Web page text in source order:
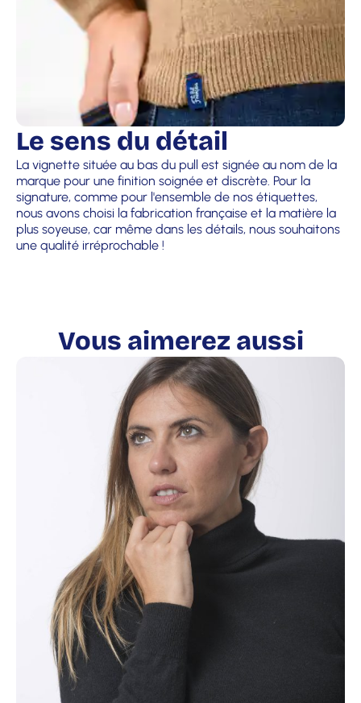
Le sens du détail
La vignette située au bas du pull est signée au nom de la
marque pour une finition soignée et discrète. Pour la
signature, comme pour l'ensemble de nos étiquettes,
nous avons choisi la fabrication française et la matière la
plus soyeuse, car même dans les détails, nous souhaitons
une qualité irréprochable !
Vous aimerez aussi